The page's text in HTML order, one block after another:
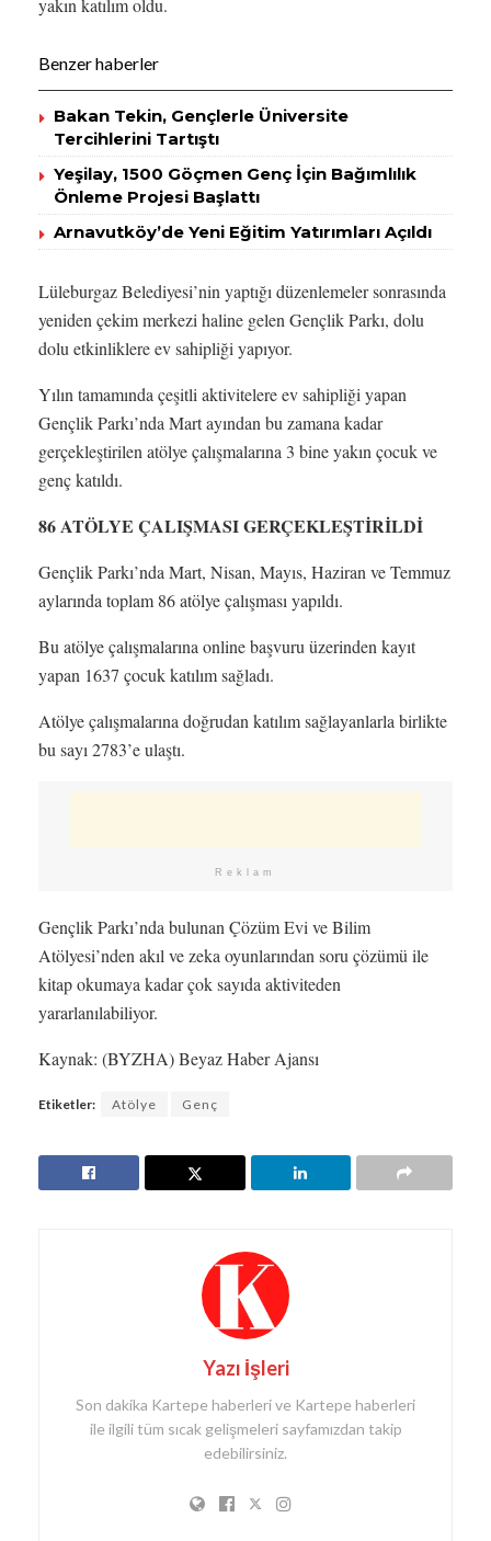
yakın katılım oldu.
Benzer haberler
Bakan Tekin, Gençlerle Üniversite
Tercihlerini Tartıştı
Yeşilay, 1500 Göçmen Genç İçin Bağımlılık
Önleme Projesi Başlattı
Arnavutköy’de Yeni Eğitim Yatırımları Açıldı
Lüleburgaz Belediyesi’nin yaptığı düzenlemeler sonrasında
yeniden çekim merkezi haline gelen Gençlik Parkı, dolu
dolu etkinliklere ev sahipliği yapıyor.
Yılın tamamında çeşitli aktivitelere ev sahipliği yapan
Gençlik Parkı’nda Mart ayından bu zamana kadar
gerçekleştirilen atölye çalışmalarına 3 bine yakın çocuk ve
genç katıldı.
86 ATÖLYE ÇALIŞMASI GERÇEKLEŞTİRİLDİ
Gençlik Parkı’nda Mart, Nisan, Mayıs, Haziran ve Temmuz
aylarında toplam 86 atölye çalışması yapıldı.
Bu atölye çalışmalarına online başvuru üzerinden kayıt
yapan 1637 çocuk katılım sağladı.
Atölye çalışmalarına doğrudan katılım sağlayanlarla birlikte
bu sayı 2783’e ulaştı.
Reklam
Gençlik Parkı’nda bulunan Çözüm Evi ve Bilim
Atölyesi’nden akıl ve zeka oyunlarından soru çözümü ile
kitap okumaya kadar çok sayıda aktiviteden
yararlanılabiliyor.
Kaynak: (BYZHA) Beyaz Haber Ajansı
Etiketler: Atölye Genç
Yazı İşleri
Son dakika Kartepe haberleri ve Kartepe haberleri
ile ilgili tüm sıcak gelişmeleri sayfamızdan takip
edebilirsiniz.